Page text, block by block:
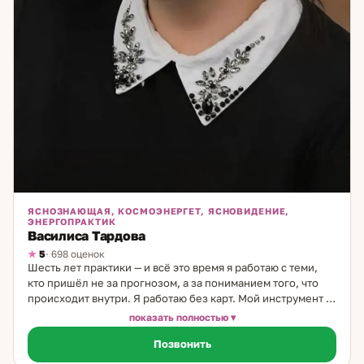
ЯСНОЗНАЮЩАЯ, КОСМОЭНЕРГЕТ, ЯСНОВИДЕНИЕ,
ЭНЕРГОПРАКТИК
Василиса Тардова
5· 698 оценок
Шесть лет практики — и всё это время я работаю с теми,
кто пришёл не за прогнозом, а за пониманием того, что
происходит внутри. Я работаю без карт. Мой инструмент —
интуитивное считывание состояния: человека, его
ситуации, пространства вокруг него. Это прямое
взаимодействие, без посредников. Позволяет увидеть то,
что обычные методы не показывают: глубинные страхи,
показать полностью
Позвонить